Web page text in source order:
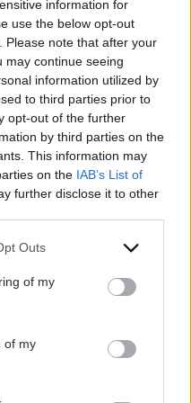
information for
use the below opt-out
Please note that after your
may continue seeing
information utilized by
to third parties prior to
opt-out of the further
by third parties on the
This information may
on the IAB’s List of
further disclose it to other
uses one or more Google
You may click to
its third-party tags to
purposes in below Google
Outs
of my
of my
και καταμέτρησης
των στατιστικών
της απόδοσης της κάθε
που αφορούν
περιεχόμενο σε μεγάλα
τόσο με άλλα